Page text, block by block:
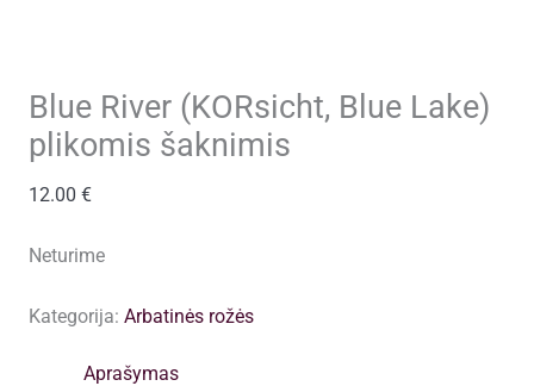
Blue River (KORsicht, Blue Lake)
plikomis šaknimis
12.00 €
Neturime
Kategorija: Arbatinės rožės
Aprašymas